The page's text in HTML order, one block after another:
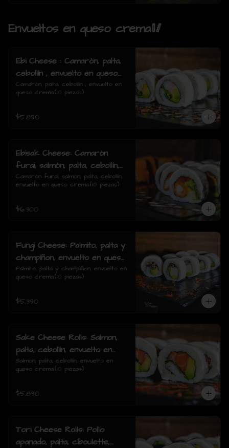
Envueltos en queso crema🥢
Ebi Cheese : Camarón, palta,
cebollín , envuelto en queso
crema.
Camarón, palta, cebollín , envuelto en
queso crema.(10 piezas)
$5.890
Ebisak Cheese: Camarón
furai, salmón, palta, cebollín,
envuelto en queso crema.
Camarón furai, salmón, palta, cebollín,
envuelto en queso crema.(10 piezas)
$6.300
Fungi Cheese: Palmito, palta y
champiñon, envuelto en queso
crema.
Palmito, palta y champiñon, envuelto en
queso crema.(10 piezas)
$5.390
Sake Cheese Rolls: Salmon,
palta, cebollin, envuelto en
queso crema.
Salmon, palta, cebollín, envuelto en
queso crema.(10 piezas)
$5.890
Tori Cheese Rolls: Pollo
apanado, palta, ciboulette,